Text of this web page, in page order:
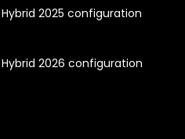
2025 configuration
2026 configuration